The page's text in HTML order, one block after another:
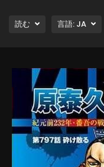
読む 言語: JA